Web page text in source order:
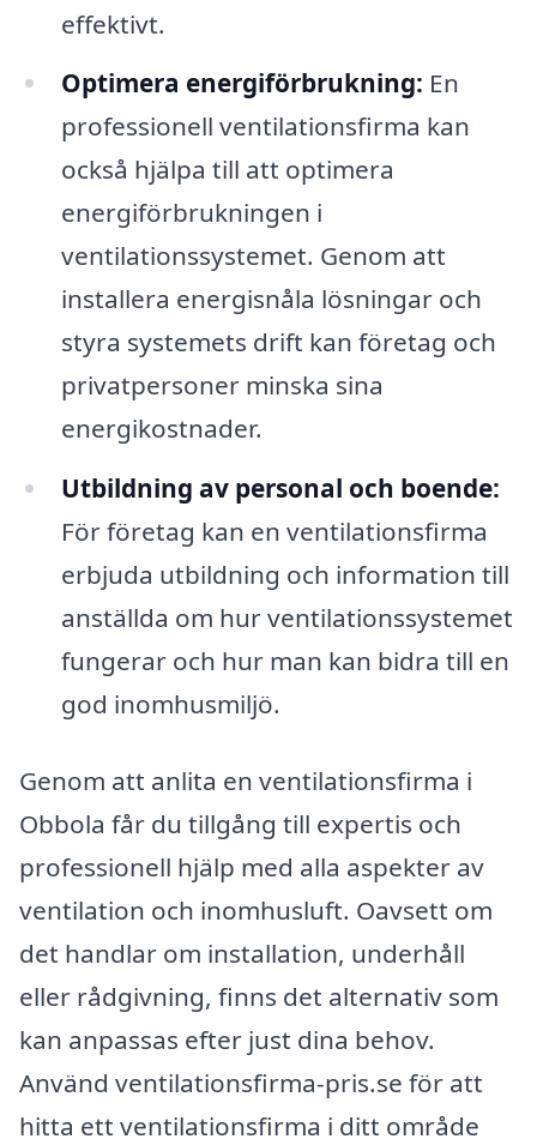
effektivt.
Optimera energiförbrukning: En
professionell ventilationsfirma kan
också hjälpa till att optimera
energiförbrukningen i
ventilationssystemet. Genom att
installera energisnåla lösningar och
styra systemets drift kan företag och
privatpersoner minska sina
energikostnader.
Utbildning av personal och boende:
För företag kan en ventilationsfirma
erbjuda utbildning och information till
anställda om hur ventilationssystemet
fungerar och hur man kan bidra till en
god inomhusmiljö.
Genom att anlita en ventilationsfirma i
Obbola får du tillgång till expertis och
professionell hjälp med alla aspekter av
ventilation och inomhusluft. Oavsett om
det handlar om installation, underhåll
eller rådgivning, finns det alternativ som
kan anpassas efter just dina behov.
Använd ventilationsfirma-pris.se för att
hitta ett ventilationsfirma i ditt område